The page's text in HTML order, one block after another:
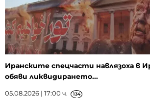
Иранските спецчасти навлязоха в
обяви ликвидирането...
05.08.2026 | 17:00 ч. 134